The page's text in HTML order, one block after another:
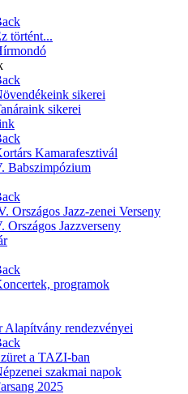
történt...
sikerei
sikerei
Kamarafesztivál
Babszimpózium
Országos Jazz-zenei Verseny
Országos Jazzverseny
programok
Alapítvány rendezvényei
a TAZI-ban
szakmai napok
2025